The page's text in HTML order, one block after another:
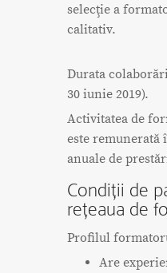
selecţie a
calitativ.
Durata
30 iunie 2019).
Activitatea de
este remunerată
anuale de
Condiții de
rețeaua de
Profilul
Are